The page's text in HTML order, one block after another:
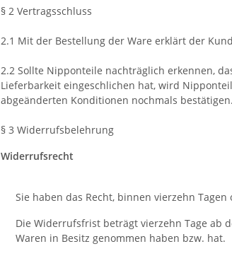
§ 2 Vertragsschluss
2.1 Mit der Bestellung der Ware erklärt der
2.2 Sollte Nipponteile nachträglich erkennen,
Lieferbarkeit eingeschlichen hat, wird
abgeänderten Konditionen nochmals
§ 3 Widerrufsbelehrung
Widerrufsrecht
Sie haben das Recht, binnen vierzehn
Die Widerrufsfrist beträgt vierzehn Tage ab
Waren in Besitz genommen haben bzw. hat.